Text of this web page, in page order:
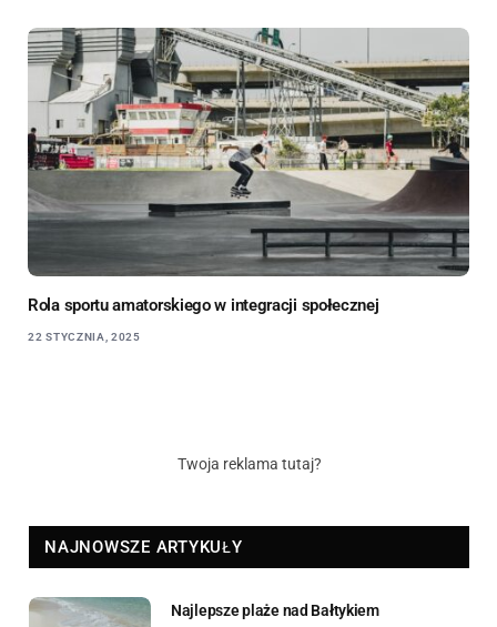
Rola sportu amatorskiego w integracji społecznej
22 STYCZNIA, 2025
Twoja reklama tutaj?
NAJNOWSZE ARTYKUŁY
Najlepsze plaże nad Bałtykiem